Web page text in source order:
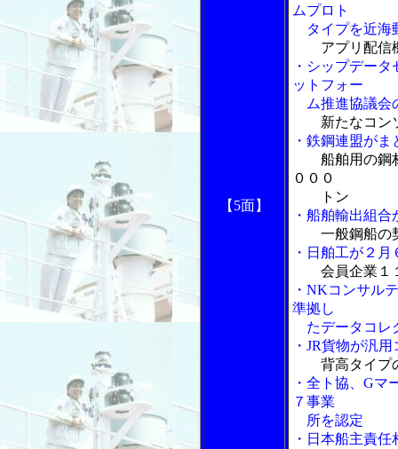
【5面】
ムプロト
タイプを近海
アプリ配信
・シップデー
ットフォー
ム推進協議会
新たなコン
・鉄鋼連盟が
船舶用の鋼
０００
トン
・船舶輸出組
一般鋼船の
・日舶工が２
会員企業１
・NKコンサル
準拠し
たデータコレ
・JR貨物が汎
背高タイプ
・全ト協、Gマ
７事業
所を認定
・日本船主責